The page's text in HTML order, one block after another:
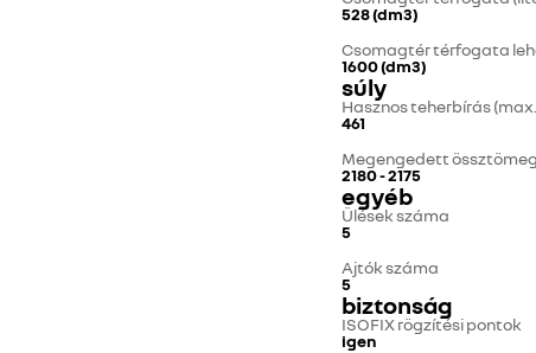
528 (dm3)
Csomagtér térfogata
1600 (dm3)
súly
Hasznos teherbírás
461
Megengedett
2180 - 2175
egyéb
Ülések száma
5
Ajtók száma
5
biztonság
ISOFIX rögzítési pontok
igen